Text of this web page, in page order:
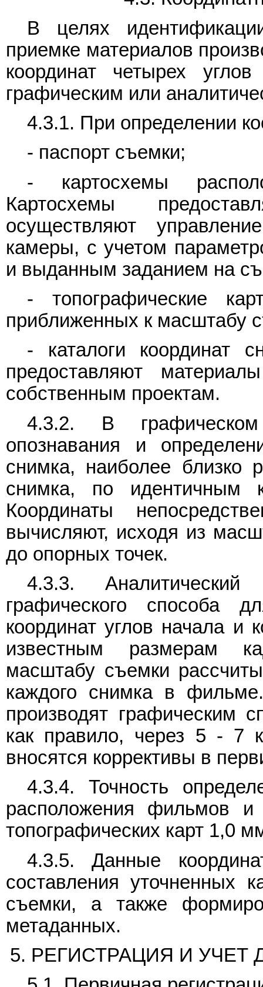
В целях
приемке материалов
координат четырех
графическим или
4.3.1. При определении
- паспорт съемки;
- картосхемы
Картосхемы
осуществляют
камеры, с учетом
и выданным заданием на
- топографические
приближенных к масштабу
- каталоги координат
предоставляют
собственным проектам.
4.3.2. В
опознавания и
снимка, наиболее близко
снимка, по идентичным
Координаты
вычисляют, исходя из
до опорных точек.
4.3.3.
графического способа
координат углов начала
известным размерам
масштабу съемки
каждого снимка в
производят графическим
как правило, через 5 - 7
вносятся коррективы в
4.3.4. Точность
расположения фильмов
топографических карт 1,0
4.3.5. Данные
составления уточненных
съемки, а также
метаданных.
5. РЕГИСТРАЦИЯ И